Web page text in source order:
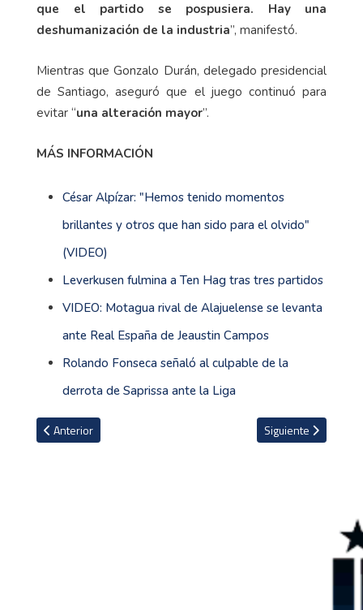
que el partido se pospusiera. Hay una
deshumanización de la industria”, manifestó.
Mientras que Gonzalo Durán, delegado presidencial
de Santiago, aseguró que el juego continuó para
evitar “una alteración mayor”.
MÁS INFORMACIÓN
César Alpízar: "Hemos tenido momentos
brillantes y otros que han sido para el olvido"
(VIDEO)
Leverkusen fulmina a Ten Hag tras tres partidos
VIDEO: Motagua rival de Alajuelense se levanta
ante Real España de Jeaustin Campos
Rolando Fonseca señaló al culpable de la
derrota de Saprissa ante la Liga
Artículo anterior: Mitos, realidades y recomendaciones de
Anterior Artículo siguiente:
Siguiente